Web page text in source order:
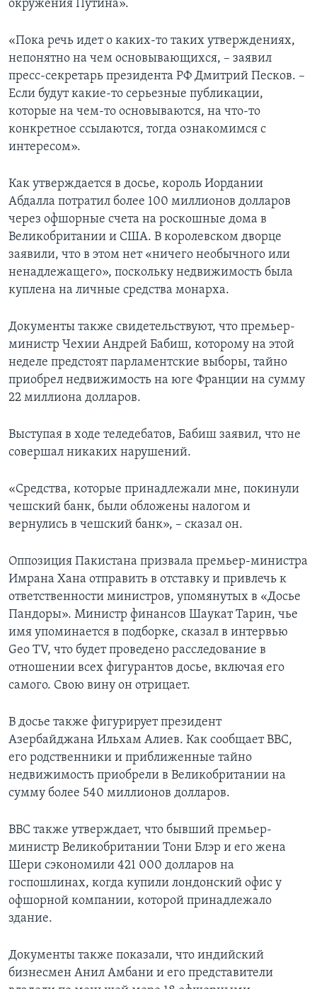
окружения Путина».
«Пока речь идет о каких-то таких утверждениях,
непонятно на чем основывающихся, – заявил
пресс-секретарь президента РФ Дмитрий Песков. –
Если будут какие-то серьезные публикации,
которые на чем-то основываются, на что-то
конкретное ссылаются, тогда ознакомимся с
интересом».
Как утверждается в досье, король Иордании
Абдалла потратил более 100 миллионов долларов
через офшорные счета на роскошные дома в
Великобритании и США. В королевском дворце
заявили, что в этом нет «ничего необычного или
ненадлежащего», поскольку недвижимость была
куплена на личные средства монарха.
Документы также свидетельствуют, что премьер-
министр Чехии Андрей Бабиш, которому на этой
неделе предстоят парламентские выборы, тайно
приобрел недвижимость на юге Франции на сумму
22 миллиона долларов.
Выступая в ходе теледебатов, Бабиш заявил, что не
совершал никаких нарушений.
«Средства, которые принадлежали мне, покинули
чешский банк, были обложены налогом и
вернулись в чешский банк», – сказал он.
Оппозиция Пакистана призвала премьер-министра
Имрана Хана отправить в отставку и привлечь к
ответственности министров, упомянутых в «Досье
Пандоры». Министр финансов Шаукат Тарин, чье
имя упоминается в подборке, сказал в интервью
Geo TV, что будет проведено расследование в
отношении всех фигурантов досье, включая его
самого. Свою вину он отрицает.
В досье также фигурирует президент
Азербайджана Ильхам Алиев. Как сообщает BBC,
его родственники и приближенные тайно
недвижимость приобрели в Великобритании на
сумму более 540 миллионов долларов.
ВВС также утверждает, что бывший премьер-
министр Великобритании Тони Блэр и его жена
Шери сэкономили 421 000 долларов на
госпошлинах, когда купили лондонский офис у
офшорной компании, которой принадлежало
здание.
Документы также показали, что индийский
бизнесмен Анил Амбани и его представители